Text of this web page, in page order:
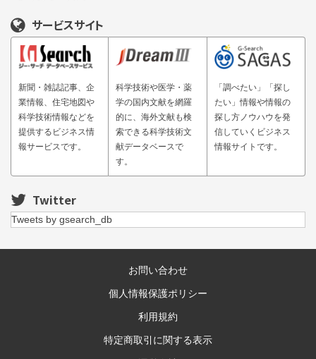
サービスサイト
新聞・雑誌記事、企
業情報、住宅地図や
科学技術情報などを
提供するビジネス情
報サービスです。
科学技術や医学・薬
学の国内文献を網羅
的に、海外文献も検
索できる科学技術文
献データベースで
す。
「調べたい」「探し
たい」情報や情報の
探し方ノウハウを発
信していくビジネス
情報サイトです。
Twitter
Tweets by gsearch_db
お問い合わせ
個人情報保護ポリシー
利用規約
特定商取引に関する表示